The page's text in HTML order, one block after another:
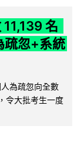
名
疏忽+系統
為疏忽向全數
令大批考生一度